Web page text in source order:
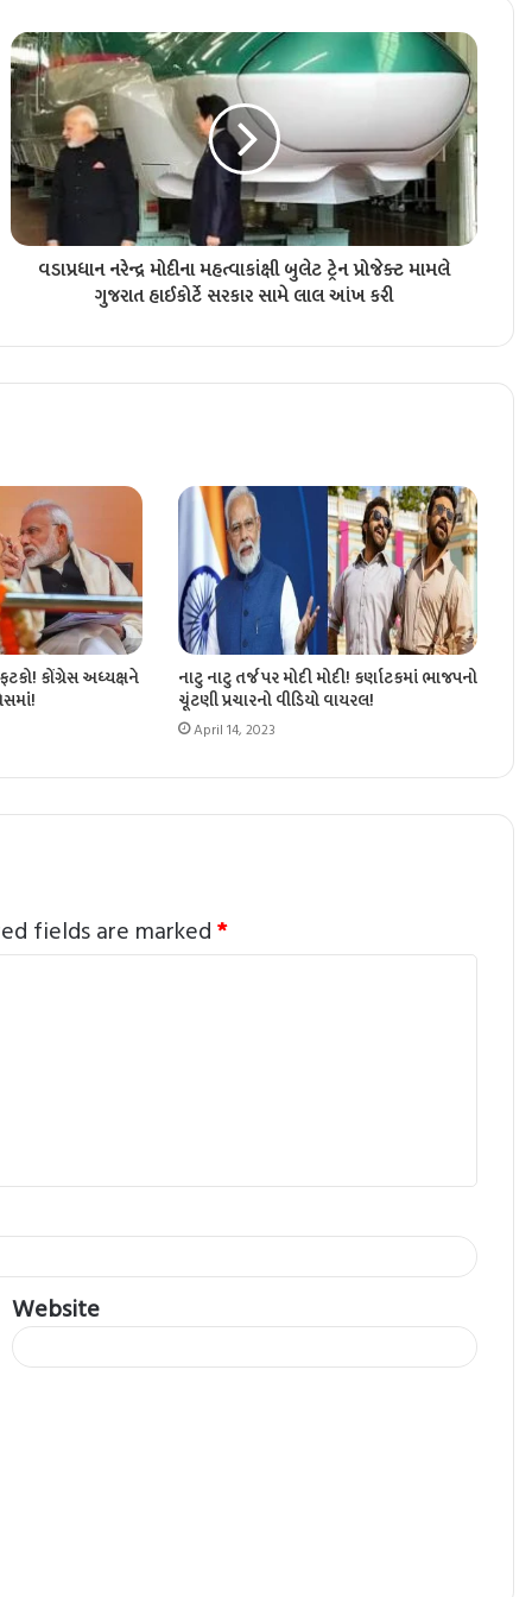
વડાપ્રધાન નરેન્દ્ર મોદીના મહત્વાકાંક્ષી બુલેટ ટ્રેન પ્રોજેક્ટ મામલે
ગુજરાત હાઈકોર્ટે સરકાર સામે લાલ આંખ કરી
કોંગ્રેસ અધ્યક્ષને
નાટુ નાટુ તર્જ પર મોદી મોદી! કર્ણાટકમાં ભાજપનો
ચૂંટણી પ્રચારનો વીડિયો વાયરલ!
April 14, 2023
fields are marked *
Website